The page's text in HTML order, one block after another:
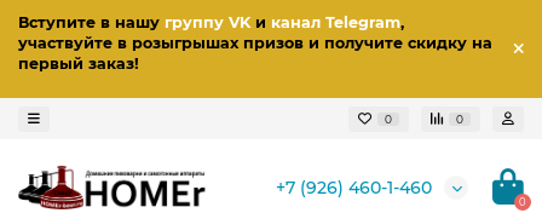
Вступите в нашу группу VKи канал Telegram,
участвуйте в розыгрышах призов и получите скидку на
первый заказ!
0 0
+7 (926) 460-1-460
0